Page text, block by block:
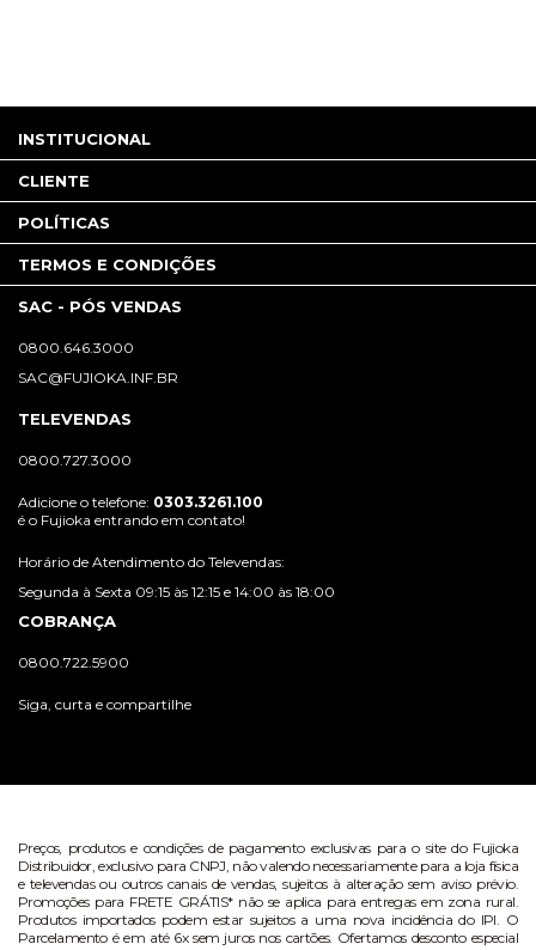
INSTITUCIONAL
CLIENTE
POLÍTICAS
TERMOS E CONDIÇÕES
SAC - PÓS VENDAS
0800.646.3000
SAC@FUJIOKA.INF.BR
TELEVENDAS
0800.727.3000
Adicione o telefone: 0303.3261.100
é o Fujioka entrando em contato!
Horário de Atendimento do Televendas:
Segunda à Sexta 09:15 às 12:15 e 14:00 às 18:00
COBRANÇA
0800.722.5900
Siga, curta e compartilhe
Preços, produtos e condições de pagamento exclusivas para o site do Fujioka
Distribuidor, exclusivo para CNPJ, não valendo necessariamente para a loja física
e televendas ou outros canais de vendas, sujeitos à alteração sem aviso prévio.
Promoções para FRETE GRÁTIS* não se aplica para entregas em zona rural.
Produtos importados podem estar sujeitos a uma nova incidência do IPI. O
Parcelamento é em até 6x sem juros nos cartões. Ofertamos desconto especial